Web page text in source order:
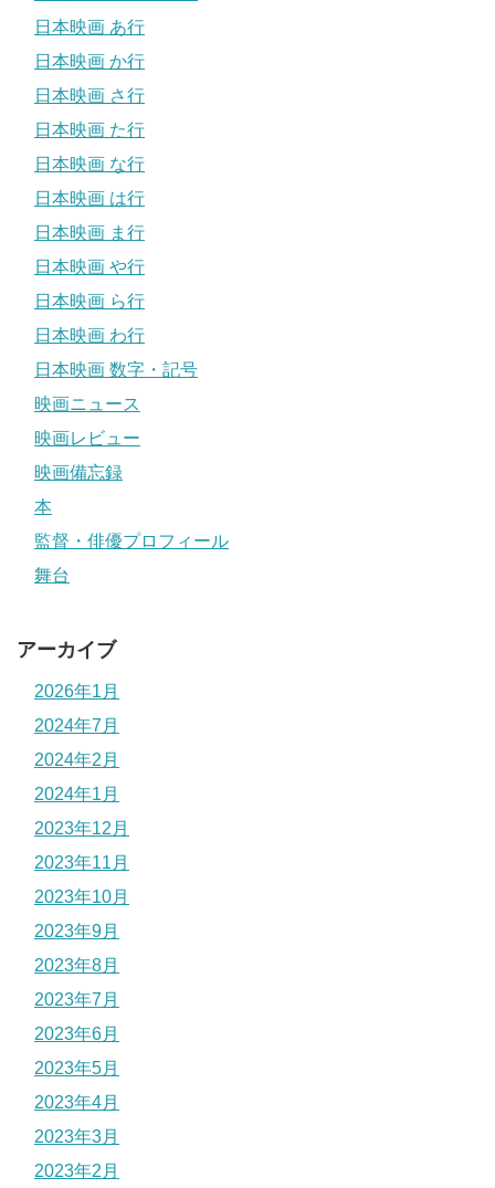
日本映画 あ行
日本映画 か行
日本映画 さ行
日本映画 た行
日本映画 な行
日本映画 は行
日本映画 ま行
日本映画 や行
日本映画 ら行
日本映画 わ行
日本映画 数字・記号
映画ニュース
映画レビュー
映画備忘録
本
監督・俳優プロフィール
舞台
アーカイブ
2026年1月
2024年7月
2024年2月
2024年1月
2023年12月
2023年11月
2023年10月
2023年9月
2023年8月
2023年7月
2023年6月
2023年5月
2023年4月
2023年3月
2023年2月